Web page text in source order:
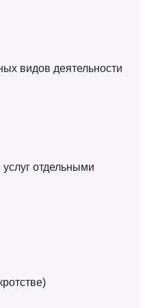
видов деятельности
отдельными